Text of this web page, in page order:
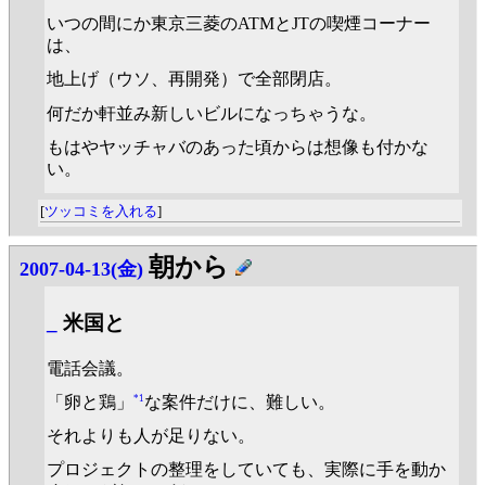
いつの間にか東京三菱のATMとJTの喫煙コーナー
は、
地上げ（ウソ、再開発）で全部閉店。
何だか軒並み新しいビルになっちゃうな。
もはやヤッチャバのあった頃からは想像も付かな
い。
[ツッコミを入れる]
2007-04-13(金) 朝から
米国と
電話会議。
「卵と鶏」
*1 な案件だけに、難しい。
それよりも人が足りない。
プロジェクトの整理をしていても、実際に手を動か